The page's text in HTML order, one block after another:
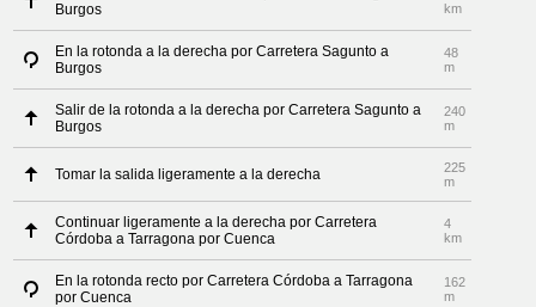
Burgos
km
En la rotonda a la derecha por Carretera Sagunto a
Burgos
48
m
Salir de la rotonda a la derecha por Carretera Sagunto a
Burgos
240
m
Tomar la salida ligeramente a la derecha
225
m
Continuar ligeramente a la derecha por Carretera
Córdoba a Tarragona por Cuenca
4
km
En la rotonda recto por Carretera Córdoba a Tarragona
por Cuenca
162
m